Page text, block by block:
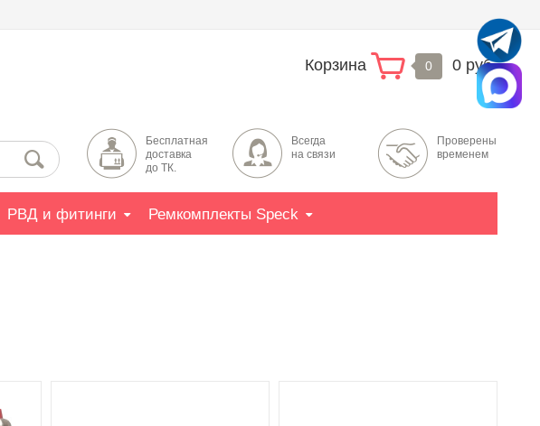
Корзина 0 0 руб.
Бесплатная
доставка
до ТК.
Всегда
на связи
Проверены
временем
РВД и фитинги Ремкомплекты Speck